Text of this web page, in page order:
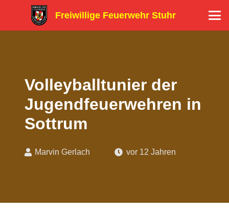
Freiwillige Feuerwehr Stuhr
Volleyballtunier der
Jugendfeuerwehren in
Sottrum
Marvin Gerlach vor 12 Jahren